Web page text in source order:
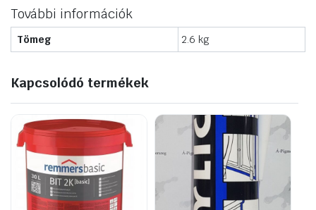
További információk
Tömeg 2.6 kg
Kapcsolódó termékek